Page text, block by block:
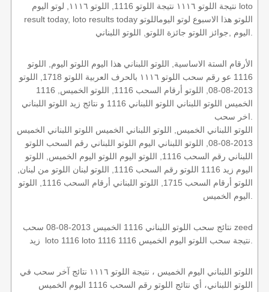
نتيجة اللوتو ١١١٦ نتيجة اللوتو 1116, اللوتو ١١١٦, لوتو اليوم loto
result today, loto results today اللوتو هذا الاسبوع لوتو اليوماللوتو
الأرقام الستة الاساسية, اللوتو اللبناني هذا اليوم اللوتو اليوم, اللوتو
1116 عو رقم سحب اللوتو ١١١٦ بالحرف العربية اللوتو 1718, اللوتو
2013-08-08, اللوتو أرقام السحب 1116, اللوتو الخميس, 1116
الخميس اللوتو اللبناني اللوتو اللبناني 1116 و نتائج زيد اللوتو اللبناني
اللوتو اللبناني الخميس, اللوتو اللبناني الخميس اللوتو اللبناني الخميس
2013-08-08, اللوتو اللبناني اليوم اللوتو اللبناني رقم السحب اللوتو
اللبناني رقم السحب 1116, اللوتو اليوم اللوتو اليوم الخميس, اللوتو
اليوم زيد 1116 اللوتو رقم السحب 1116, اللوتو لبنان اللوتو من لبنان,
اللوتو أرقام السحب 1715, اللوتو اللبناني أرقام السحب 1116, اللوتو
نتائج سحب اللوتو اللبناني 1116 الخميس 2013-08-08 سحب zeed
اللوتو اللبناني اليوم الخميس ، نتيجة اللوتو ١١١٦ نتائج آخر سحب في
اللوتو اللبناني، أي نتائج اللوتو رقم السحب 1116 اليوم الخميس